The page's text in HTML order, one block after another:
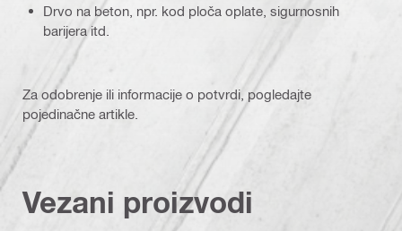
Drvo na beton, npr. kod ploča oplate, sigurnosnih
barijera itd.
Za odobrenje ili informacije o potvrdi, pogledajte
pojedinačne artikle.
Vezani proizvodi